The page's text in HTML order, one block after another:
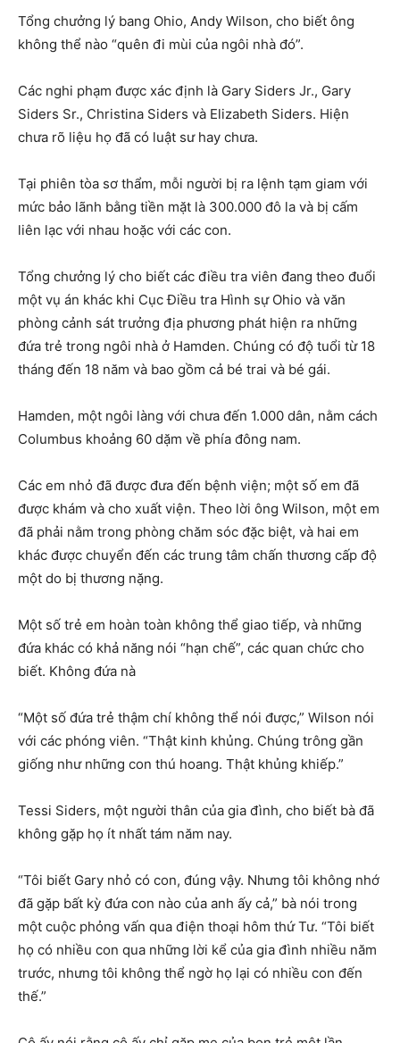
Tổng chưởng lý bang Ohio, Andy Wilson, cho biết ông
không thể nào “quên đi mùi của ngôi nhà đó”.
Các nghi phạm được xác định là Gary Siders Jr., Gary
Siders Sr., Christina Siders và Elizabeth Siders. Hiện
chưa rõ liệu họ đã có luật sư hay chưa.
Tại phiên tòa sơ thẩm, mỗi người bị ra lệnh tạm giam với
mức bảo lãnh bằng tiền mặt là 300.000 đô la và bị cấm
liên lạc với nhau hoặc với các con.
Tổng chưởng lý cho biết các điều tra viên đang theo đuổi
một vụ án khác khi Cục Điều tra Hình sự Ohio và văn
phòng cảnh sát trưởng địa phương phát hiện ra những
đứa trẻ trong ngôi nhà ở Hamden. Chúng có độ tuổi từ 18
tháng đến 18 năm và bao gồm cả bé trai và bé gái.
Hamden, một ngôi làng với chưa đến 1.000 dân, nằm cách
Columbus khoảng 60 dặm về phía đông nam.
Các em nhỏ đã được đưa đến bệnh viện; một số em đã
được khám và cho xuất viện. Theo lời ông Wilson, một em
đã phải nằm trong phòng chăm sóc đặc biệt, và hai em
khác được chuyển đến các trung tâm chấn thương cấp độ
một do bị thương nặng.
Một số trẻ em hoàn toàn không thể giao tiếp, và những
đứa khác có khả năng nói “hạn chế”, các quan chức cho
biết. Không đứa nà
“Một số đứa trẻ thậm chí không thể nói được,” Wilson nói
với các phóng viên. “Thật kinh khủng. Chúng trông gần
giống như những con thú hoang. Thật khủng khiếp.”
Tessi Siders, một người thân của gia đình, cho biết bà đã
không gặp họ ít nhất tám năm nay.
“Tôi biết Gary nhỏ có con, đúng vậy. Nhưng tôi không nhớ
đã gặp bất kỳ đứa con nào của anh ấy cả,” bà nói trong
một cuộc phỏng vấn qua điện thoại hôm thứ Tư. “Tôi biết
họ có nhiều con qua những lời kể của gia đình nhiều năm
trước, nhưng tôi không thể ngờ họ lại có nhiều con đến
thế.”